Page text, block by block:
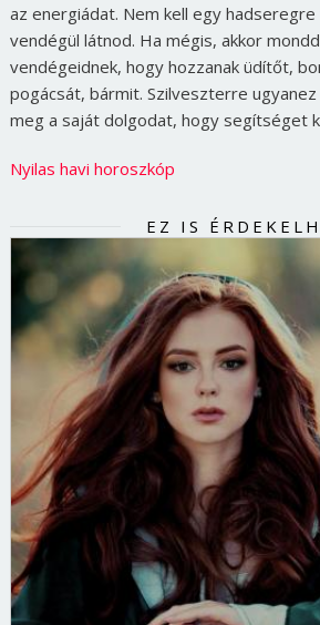
az energiádat. Nem kell egy
vendégül látnod. Ha mégis, akkor
vendégeidnek, hogy hozzanak üdítőt,
pogácsát, bármit. Szilveszterre
meg a saját dolgodat, hogy segítséget
Nyilas havi horoszkóp
EZ IS